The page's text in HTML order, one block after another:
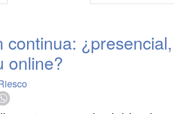
continua: ¿presencial,
online?